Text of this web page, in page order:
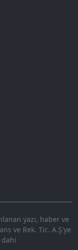
yazı, haber ve
ve Rek. Tic. A.Ş'ye
dahi